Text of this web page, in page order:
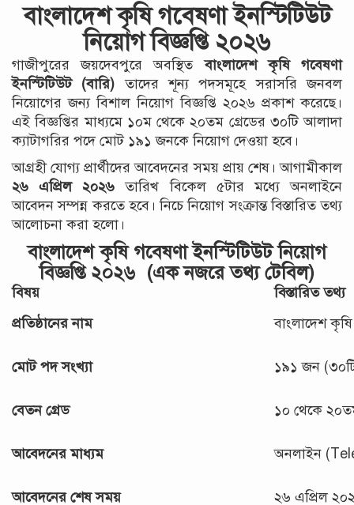
বাংলাদেশ কৃষি গবেষণা ইনস্টিটিউট
নিয়োগ বিজ্ঞপ্তি ২০২৬
গাজীপুরের জয়দেবপুরে অবস্থিতবাংলাদেশ কৃষি গবেষণা
ইনস্টিটিউট (বারি) তাদের শূন্য পদসমূহে সরাসরি জনবল
নিয়োগের জন্য বিশাল নিয়োগ বিজ্ঞপ্তি ২০২৬ প্রকাশ করেছে।
এই বিজ্ঞপ্তির মাধ্যমে ১০ম থেকে ২০তম গ্রেডের ৩০টি আলাদা
ক্যাটাগরির পদে মোট ১৯১ জনকে নিয়োগ দেওয়া হবে।
আগ্রহী যোগ্য প্রার্থীদের আবেদনের সময় প্রায় শেষ। আগামীকাল
২৬ এপ্রিল ২০২৬ তারিখ বিকেল ৫টার মধ্যে অনলাইনে
আবেদন সম্পন্ন করতে হবে। নিচে নিয়োগ সংক্রান্ত বিস্তারিত তথ্য
আলোচনা করা হলো।
বাংলাদেশ কৃষি গবেষণা ইনস্টিটিউট নিয়োগ
বিজ্ঞপ্তি ২০২৬ (এক নজরে তথ্য টেবিল)
বিষয়
বিস্তারিত তথ্য
প্রতিষ্ঠানের নাম
বাংলাদেশ
মোট পদ সংখ্যা ১৯১ জন
বেতন গ্রেড ১০ থেকে
আবেদনের মাধ্যম অনলাইন
আবেদনের শেষ সময় ২৬ এপ্রিল